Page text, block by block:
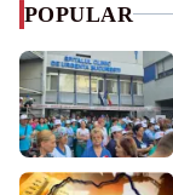
POPULAR